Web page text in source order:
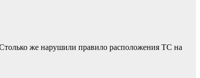
же нарушили правило расположения ТС на